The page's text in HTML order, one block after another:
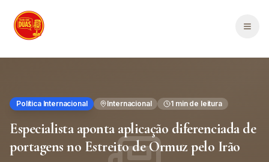
Política Internacional Internacional 1 min de leitura
Especialista aponta aplicação diferenciada de
portagens no Estreito de Ormuz pelo Irão